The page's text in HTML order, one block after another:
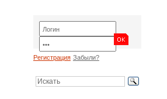
Регистрация Забыли?